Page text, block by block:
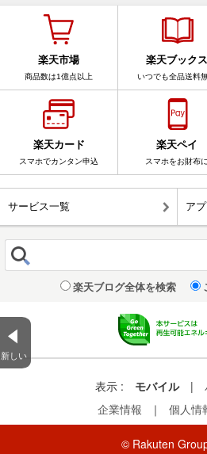
新しい
楽天市場
商品数は1億点以上
楽天ブックス
いつでも全品送料
楽天カード
スマホでカンタン申込
楽天ペイ
スマホをお財布に
サービス一覧 ア
楽天ブログ全体を検索
表示 : モバイル |
企業情報
｜ 個人情
© Rakuten